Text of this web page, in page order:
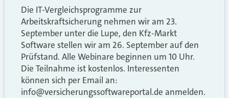
Die IT-Vergleichsprogramme zur
Arbeitskraftsicherung nehmen wir am 23.
September unter die Lupe, den Kfz-Markt
Software stellen wir am 26. September auf den
Prüfstand. Alle Webinare beginnen um 10 Uhr.
Die Teilnahme ist kostenlos. Interessenten
können sich per Email an:
ed.latroperawtfossgnurehcisrev
@ofni anmelden.